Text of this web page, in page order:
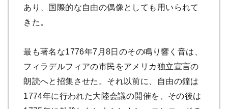
あり、国際的な自由の偶像としても用いられて
きた。
最も著名な1776年7月8日のその鳴り響く音は、
フィラデルフィアの市民をアメリカ独立宣言の
朗読へと招集させた。それ以前に、自由の鐘は
1774年に行われた大陸会議の開催を、その後は